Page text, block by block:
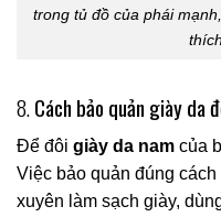
trong tủ đồ của phái
8.Cách bảo quản giày da
Để đôi giày da nam của
Việc bảo quản đúng
xuyên làm sạch giày,